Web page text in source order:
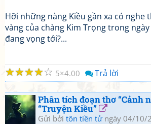
Hỡi những nàng Kiều gần xa có nghe
vàng của chàng Kim Trọng trong
đang vọng tới?...
☆
☆
☆
☆
☆ 5 4.00 Trả lời
Phân tích đoạn thơ “Cảnh
“Truyện Kiều”
Gửi bởi tôn tiền tửngày 04/10/